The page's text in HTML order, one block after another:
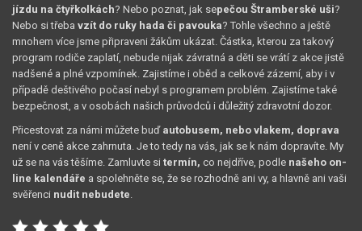
jízdu na čtyřkolkách? Nebo poznat, jak sepečou Štramberské uši?
Nebo si třeba vzít do ruky hada či pavouka? Tohle všechno a ještě
mnohem více jsme připraveni žákům ukázat. Částka, kterou za takový
program rodiče zaplatí, nebude nijak závratná a děti se vrátí z akce jistě
nadšené a plné vzpomínek. Zajistíme i oběd a celkové zázemí, aby i v
případě deštivého počasí nebyl s programem problém. Zajistíme také
bezpečnost, a v osobách našich průvodců i důležitý zdravotní dozor.
Přicestovat za námi můžete buď autobusem, nebo vlakem, doprava
není v ceně akce zahrnuta. Je to tedy na vás, jak se k nám dopravíte. My
už se na vás těšíme. Zamluvte si termín, co nejdříve, podle našeho on-
line kalendáře a spolehněte se, že se rozhodně ani vy, a hlavně ani vaši
svěřenci nudit nebudete